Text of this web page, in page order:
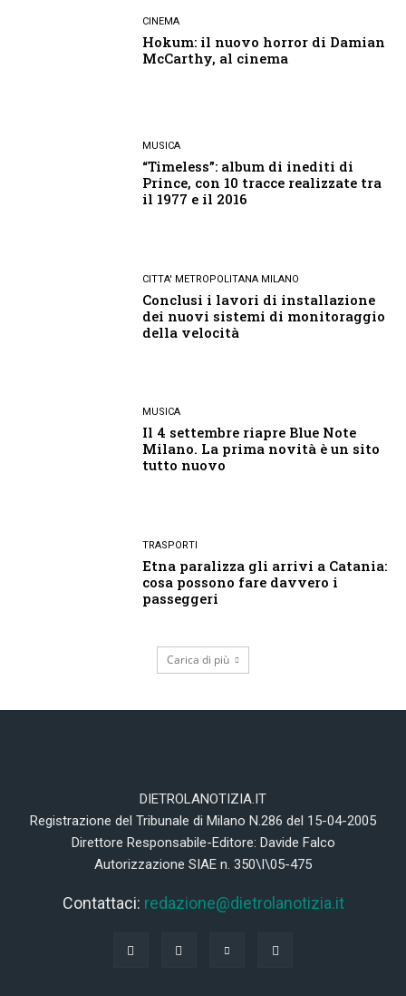
CINEMA
Hokum: il nuovo horror di Damian
McCarthy, al cinema
MUSICA
“Timeless”: album di inediti di
Prince, con 10 tracce realizzate tra
il 1977 e il 2016
CITTA' METROPOLITANA MILANO
Conclusi i lavori di installazione
dei nuovi sistemi di monitoraggio
della velocità
MUSICA
Il 4 settembre riapre Blue Note
Milano. La prima novità è un sito
tutto nuovo
TRASPORTI
Etna paralizza gli arrivi a Catania:
cosa possono fare davvero i
passeggeri
Carica di più
DIETROLANOTIZIA.IT
Registrazione del Tribunale di Milano N.286 del 15-04-2005
Direttore Responsabile-Editore: Davide Falco
Autorizzazione SIAE n. 350\I\05-475
Contattaci: redazione@dietrolanotizia.it